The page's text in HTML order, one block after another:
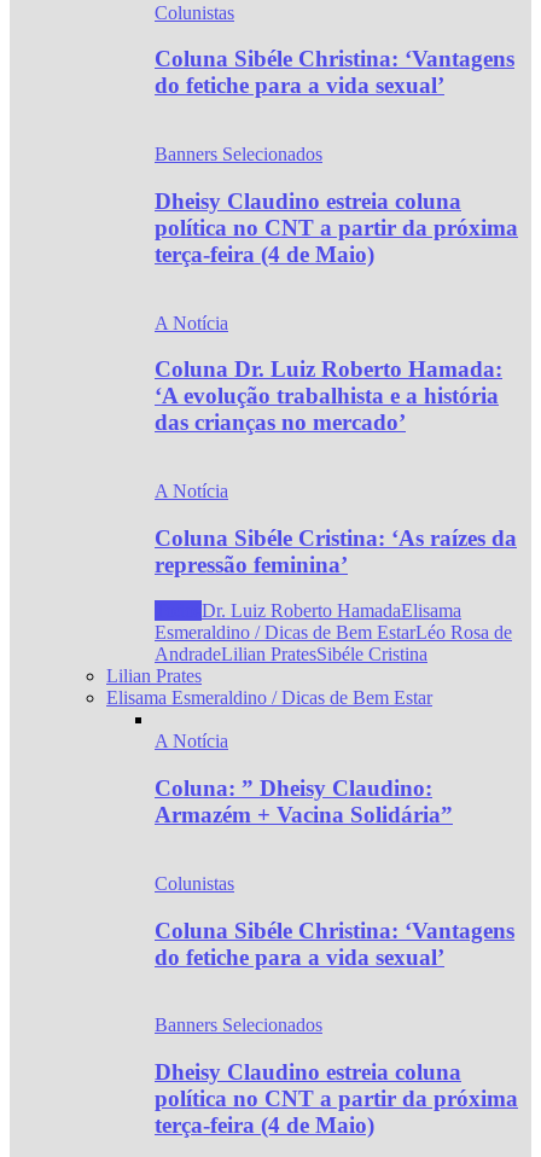
Colunistas
Coluna Sibéle Christina: ‘Vantagens
do fetiche para a vida sexual’
Banners Selecionados
Dheisy Claudino estreia coluna
política no CNT a partir da próxima
terça-feira (4 de Maio)
A Notícia
Coluna Dr. Luiz Roberto Hamada:
‘A evolução trabalhista e a história
das crianças no mercado’
A Notícia
Coluna Sibéle Cristina: ‘As raízes da
repressão feminina’
Dr. Luiz Roberto HamadaElisama
Esmeraldino / Dicas de Bem EstarLéo Rosa de
AndradeLilian PratesSibéle Cristina
Lilian Prates
Elisama Esmeraldino / Dicas de Bem Estar
A Notícia
Coluna: ” Dheisy Claudino:
Armazém + Vacina Solidária”
Colunistas
Coluna Sibéle Christina: ‘Vantagens
do fetiche para a vida sexual’
Banners Selecionados
Dheisy Claudino estreia coluna
política no CNT a partir da próxima
terça-feira (4 de Maio)